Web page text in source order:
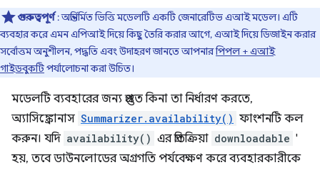
গুরুত্বপূর্ণ: অন্তর্নির্মিত ভিত্তি মডেলটি একটি জেনারেটিভ এআই মডেল। এটি
ব্যবহার করে এমন এপিআই দিয়ে কিছু তৈরি করার আগে, এআই দিয়ে ডিজাইন করার
সর্বোত্তম অনুশীলন, পদ্ধতি এবং উদাহরণ জানতে আপনারপিপল + এআই
গাইডবুকটিপর্যালোচনা করা উচিত।
মডেলটি ব্যবহারের জন্য প্রস্তুত কিনা তা নির্ধারণ করতে,
অ্যাসিঙ্ক্রোনাস Summarizer.availability() ফাংশনটি কল
করুন। যদি availability() এর প্রতিক্রিয়া downloadable '
হয়, তবে ডাউনলোডের অগ্রগতি পর্যবেক্ষণ করে ব্যবহারকারীকে